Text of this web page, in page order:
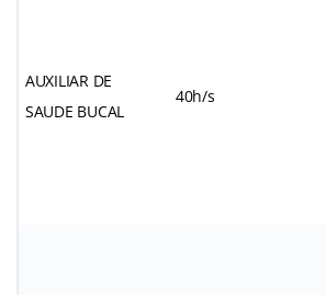
AUXILIAR DE
SAUDE BUCAL
40h/s